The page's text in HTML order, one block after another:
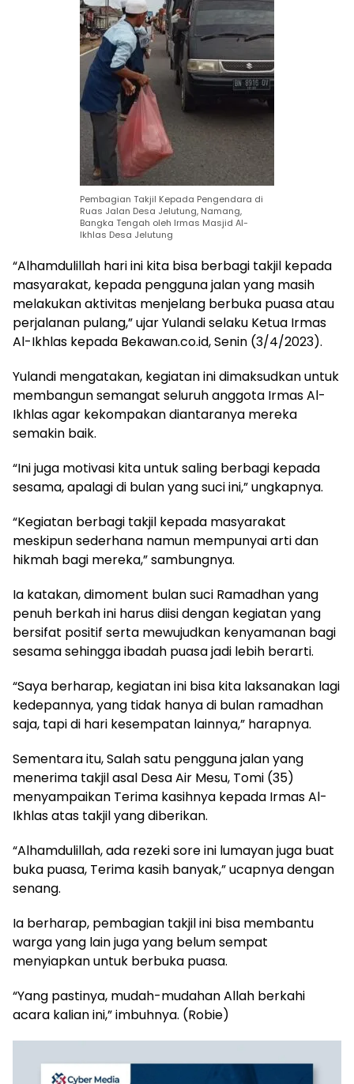
Pembagian Takjil Kepada Pengendara di
Ruas Jalan Desa Jelutung, Namang,
Bangka Tengah oleh Irmas Masjid Al-
Ikhlas Desa Jelutung
“Alhamdulillah hari ini kita bisa berbagi takjil kepada
masyarakat, kepada pengguna jalan yang masih
melakukan aktivitas menjelang berbuka puasa atau
perjalanan pulang,” ujar Yulandi selaku Ketua Irmas
Al-Ikhlas kepada Bekawan.co.id, Senin (3/4/2023).
Yulandi mengatakan, kegiatan ini dimaksudkan untuk
membangun semangat seluruh anggota Irmas Al-
Ikhlas agar kekompakan diantaranya mereka
semakin baik.
“Ini juga motivasi kita untuk saling berbagi kepada
sesama, apalagi di bulan yang suci ini,” ungkapnya.
“Kegiatan berbagi takjil kepada masyarakat
meskipun sederhana namun mempunyai arti dan
hikmah bagi mereka,” sambungnya.
Ia katakan, dimoment bulan suci Ramadhan yang
penuh berkah ini harus diisi dengan kegiatan yang
bersifat positif serta mewujudkan kenyamanan bagi
sesama sehingga ibadah puasa jadi lebih berarti.
“Saya berharap, kegiatan ini bisa kita laksanakan lagi
kedepannya, yang tidak hanya di bulan ramadhan
saja, tapi di hari kesempatan lainnya,” harapnya.
Sementara itu, Salah satu pengguna jalan yang
menerima takjil asal Desa Air Mesu, Tomi (35)
menyampaikan Terima kasihnya kepada Irmas Al-
Ikhlas atas takjil yang diberikan.
“Alhamdulillah, ada rezeki sore ini lumayan juga buat
buka puasa, Terima kasih banyak,” ucapnya dengan
senang.
Ia berharap, pembagian takjil ini bisa membantu
warga yang lain juga yang belum sempat
menyiapkan untuk berbuka puasa.
“Yang pastinya, mudah-mudahan Allah berkahi
acara kalian ini,” imbuhnya. (Robie)